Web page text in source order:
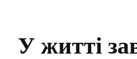
У житті